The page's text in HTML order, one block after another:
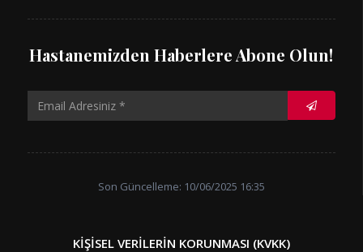
Hastanemizden Haberlere Abone Olun!
Son Güncelleme: 10/06/2025 16:35
KIŞISEL VERILERIN KORUNMASI (KVKK)